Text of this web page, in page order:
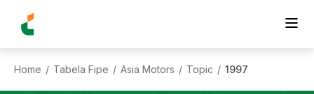
Home / Tabela Fipe / Asia Motors / Topic / 1997